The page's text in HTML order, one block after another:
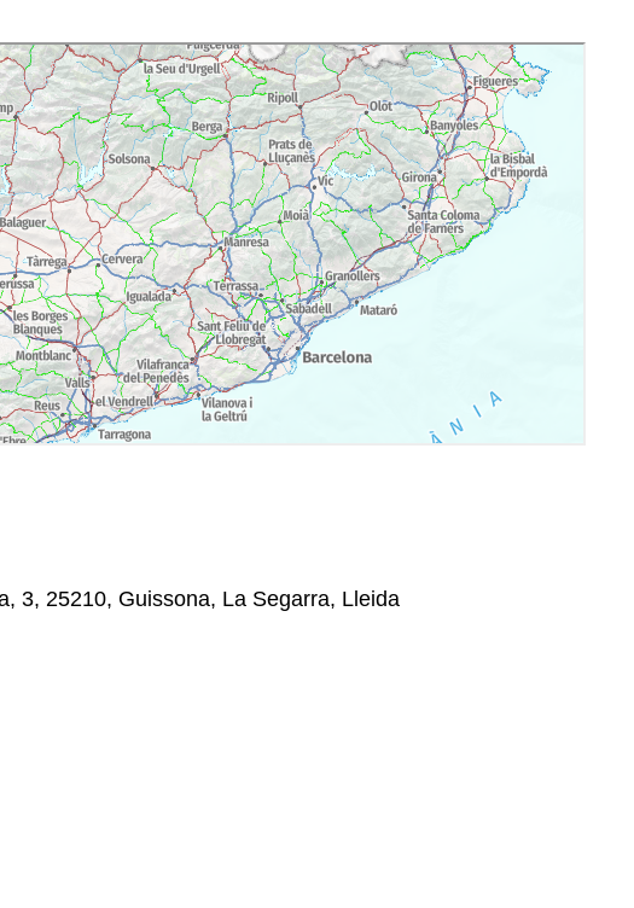
3, 25210, Guissona, La Segarra, Lleida